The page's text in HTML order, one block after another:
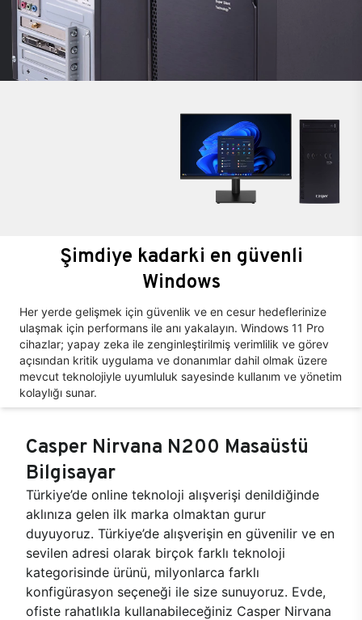
Şimdiye kadarki en güvenli
Windows
Her yerde gelişmek için güvenlik ve en cesur hedeflerinize
ulaşmak için performans ile anı yakalayın. Windows 11 Pro
cihazlar; yapay zeka ile zenginleştirilmiş verimlilik ve görev
açısından kritik uygulama ve donanımlar dahil olmak üzere
mevcut teknolojiyle uyumluluk sayesinde kullanım ve yönetim
kolaylığı sunar.
Casper Nirvana N200 Masaüstü
Bilgisayar
Türkiye’de online teknoloji alışverişi denildiğinde
aklınıza gelen ilk marka olmaktan gurur
duyuyoruz. Türkiye’de alışverişin en güvenilir ve en
sevilen adresi olarak birçok farklı teknoloji
kategorisinde ürünü, milyonlarca farklı
konfigürasyon seçeneği ile size sunuyoruz. Evde,
ofiste rahatlıkla kullanabileceğiniz Casper Nirvana